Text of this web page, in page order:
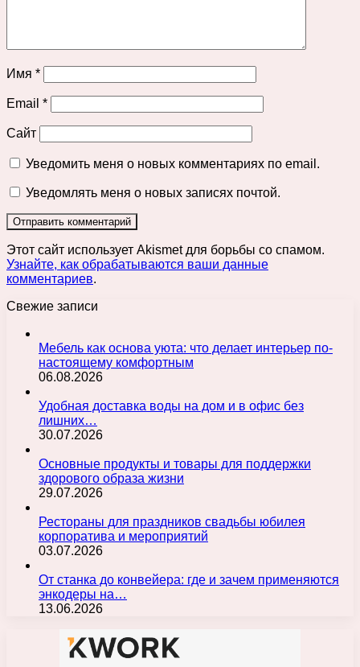
Имя *
Email *
Сайт
Уведомить меня о новых комментариях по email.
Уведомлять меня о новых записях почтой.
Этот сайт использует Akismet для борьбы со спамом.
Узнайте, как обрабатываются ваши данные
комментариев.
Свежие записи
Мебель как основа уюта: что делает интерьер по-
настоящему комфортным
06.08.2026
Удобная доставка воды на дом и в офис без
лишних…
30.07.2026
Основные продукты и товары для поддержки
здорового образа жизни
29.07.2026
Рестораны для праздников свадьбы юбилея
корпоратива и мероприятий
03.07.2026
От станка до конвейера: где и зачем применяются
энкодеры на…
13.06.2026